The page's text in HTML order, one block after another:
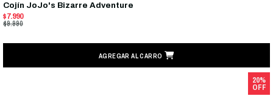
Cojín JoJo's Bizarre Adventure
$7.990
$9.990
AGREGAR AL CARRO
20%
OFF